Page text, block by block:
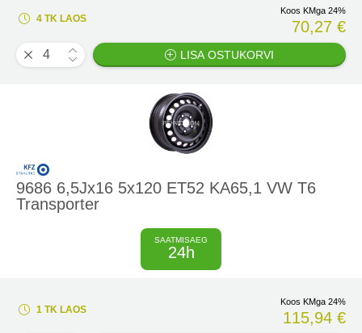
4 TK LAOS
Koos KMga 24%
70,27 €
LISA OSTUKORVI
9686 6,5Jx16 5x120 ET52 KA65,1 VW T6
Transporter
SAATMISAEG
24h
1 TK LAOS
Koos KMga 24%
115,94 €